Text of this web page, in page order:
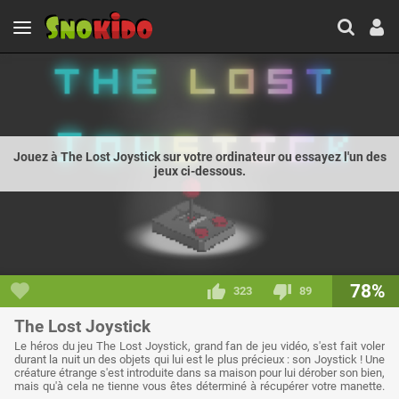
Jouez à The Lost Joystick sur votre ordinateur ou essayez l'un des
jeux ci-dessous.
323 89 78%
The Lost Joystick
Le héros du jeu The Lost Joystick, grand fan de jeu vidéo, s'est fait voler
durant la nuit un des objets qui lui est le plus précieux : son Joystick ! Une
créature étrange s'est introduite dans sa maison pour lui dérober son bien,
mais qu'à cela ne tienne vous êtes déterminé à récupérer votre manette.